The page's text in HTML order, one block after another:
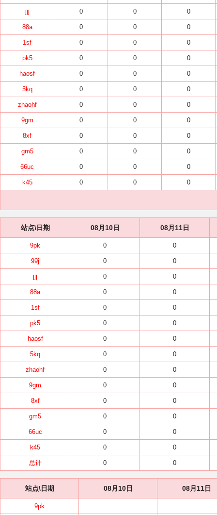
jjj 0 0 0
88a 0 0 0
1sf 0 0 0
pk5 0 0 0
haosf 0 0 0
5kq 0 0 0
zhaohf 0 0 0
9gm 0 0 0
8xf 0 0 0
gm5 0 0 0
66uc 0 0 0
k45 0 0 0
站点\日期 08月10日 08月11日
9pk 0 0
99j 0 0
jjj 0 0
88a 0 0
1sf 0 0
pk5 0 0
haosf 0 0
5kq 0 0
zhaohf 0 0
9gm 0 0
8xf 0 0
gm5 0 0
66uc 0 0
k45 0 0
总计 0 0
站点\日期 08月10日 08月11日
9pk